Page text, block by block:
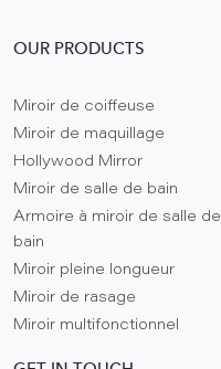
OUR PRODUCTS
Miroir de coiffeuse
Miroir de maquillage
Hollywood Mirror
Miroir de salle de bain
Armoire à miroir de salle de
bain
Miroir pleine longueur
Miroir de rasage
Miroir multifonctionnel